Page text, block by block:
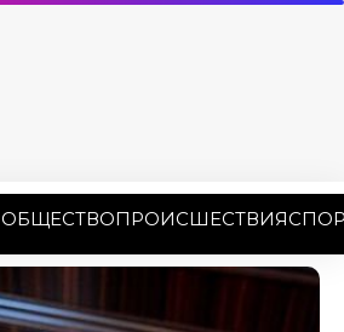
ОБЩЕСТВОПРОИСШЕСТВИЯ